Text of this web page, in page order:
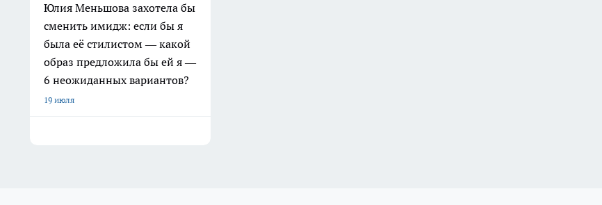
Юлия Меньшова захотела бы
сменить имидж: если бы я
была её стилистом — какой
образ предложила бы ей я —
6 неожиданных вариантов?
19 июля